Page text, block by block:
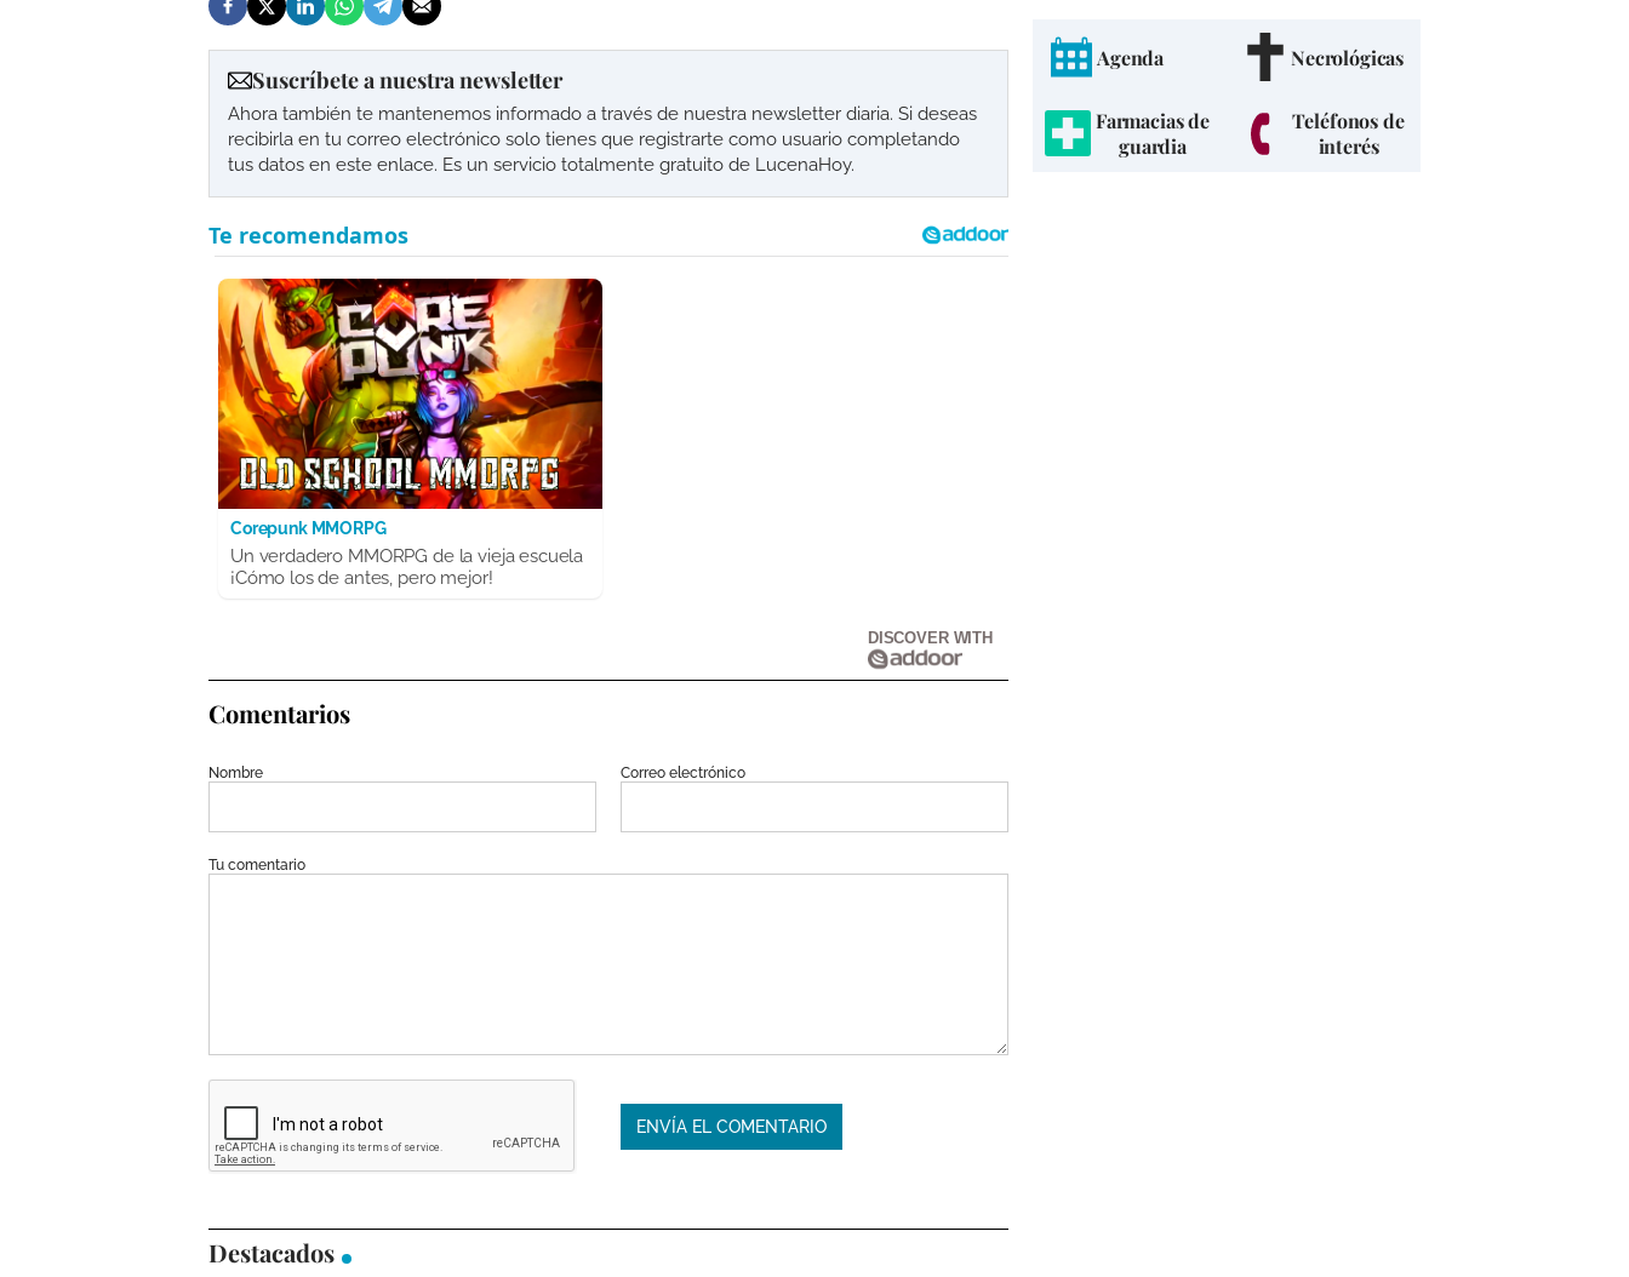
Suscríbete a nuestra newsletter
Ahora también te mantenemos informado a través de nuestra newsletter diaria. Si deseas
recibirla en tu correo electrónico solo tienes que registrarte como usuario completando
tus datos en este enlace. Es un servicio totalmente gratuito de LucenaHoy.
Corepunk MMORPG
Un verdadero MMORPG de la vieja escuela
¡Cómo los de antes, pero mejor!
DISCOVER WITH
Comentarios
Nombre Correo electrónico
Tu comentario
Destacados
Agenda Necrológicas
Farmacias de
guardia
Teléfonos de
interés